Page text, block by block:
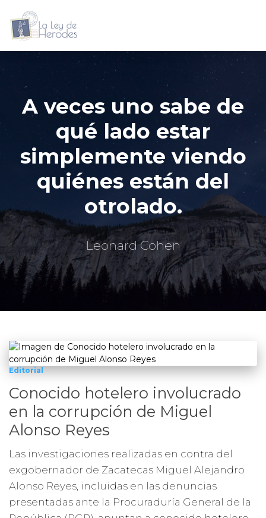
A veces uno sabe de
qué lado estar
simplemente viendo
quiénes están del
otrolado.
Leonard Cohen
Editorial
Conocido hotelero involucrado
en la corrupción de Miguel
Alonso Reyes
Las investigaciones realizadas en contra del
exgobernador de Zacatecas Miguel Alejandro
Alonso Reyes, incluidas en las denuncias
presentadas ante la Procuraduría General de la